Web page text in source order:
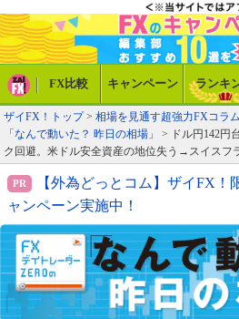
FX比較 キャンペーン ランキ
ザイFX！トップ> 相場を見通す超強力FXコラム
「なんで動いた？ 昨日の相場」
> ドル円142円
ク回避。米ドル安全資産の地位失う→スイスフ
【外為どっとコム】ザイFX！
ャンペーン実施中！